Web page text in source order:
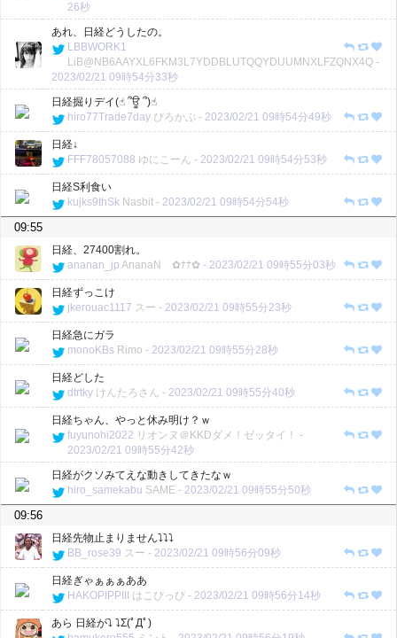
26秒
あれ、日経どうしたの。
LBBWORK1
LiB@NB6AAYXL6FKM3L7YDDBLUTQQYDUUMNXLFZQNX4Q -
2023/02/21 09時54分33秒
日経掘りデイ(☝︎ ՞ਊ ՞)☝︎
hiro77Trade7day ぴろかぷ - 2023/02/21 09時54分49秒
日経↓
FFF78057088 ゆにこーん - 2023/02/21 09時54分53秒
日経S利食い
kujks9thSk Nasbit - 2023/02/21 09時54分54秒
09:55
日経、27400割れ。
ananan_jp AnanaN ✿ﾅﾅ✿ - 2023/02/21 09時55分03秒
日経ずっこけ
jkerouac1117 スー - 2023/02/21 09時55分23秒
日経急にガラ
monoKBs Rimo - 2023/02/21 09時55分28秒
日経どした
dtrtky けんたろさん - 2023/02/21 09時55分40秒
日経ちゃん、やっと休み明け？ｗ
fuyunohi2022 リオンヌ＠KKDダメ！ゼッタイ！ -
2023/02/21 09時55分42秒
日経がクソみてえな動きしてきたなｗ
hiro_samekabu SAME - 2023/02/21 09時55分50秒
09:56
日経先物止まりません⤵︎⤵︎⤵︎
BB_rose39 スー - 2023/02/21 09時56分09秒
日経ぎゃぁぁぁああ
HAKOPIPPIII
はこぴっぴ - 2023/02/21 09時56分14秒
あら 日経が⤵︎ ⤵︎Σ(ﾟДﾟ)